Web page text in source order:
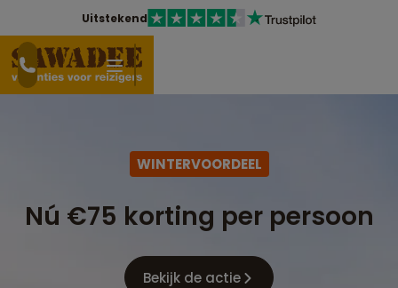
Uitstekend
WINTERVOORDEEL
Nú €75 korting per persoon
Bekijk de actie